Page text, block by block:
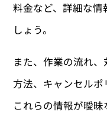
料金など、詳細な
しょう。
また、作業の流れ
方法、キャンセルポ
これらの情報が曖